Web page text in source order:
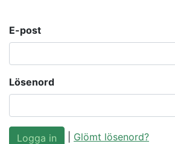
E-post
Lösenord
Glömt lösenord?